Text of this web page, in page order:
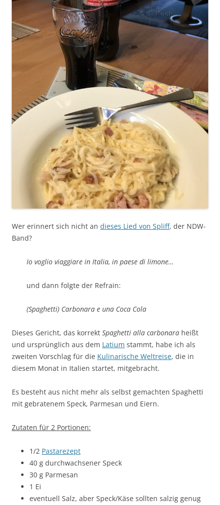
Wer erinnert sich nicht an dieses Lied von Spliff, der NDW-
Band?
Io voglio viaggiare in Italia, in paese di limone…
und dann folgte der Refrain:
(Spaghetti) Carbonara e una Coca Cola
Dieses Gericht, das korrekt Spaghetti alla carbonara heißt
und ursprünglich aus dem Latium stammt, habe ich als
zweiten Vorschlag für die Kulinarische Weltreise, die in
diesem Monat in Italien startet, mitgebracht.
Es besteht aus nicht mehr als selbst gemachten Spaghetti
mit gebratenem Speck, Parmesan und Eiern.
Zutaten für 2 Portionen:
1/2 Pastarezept
40 g durchwachsener Speck
30 g Parmesan
1 Ei
eventuell Salz, aber Speck/Käse sollten salzig genug